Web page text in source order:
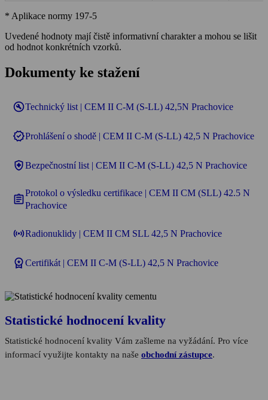
* Aplikace normy 197-5
Uvedené hodnoty mají čistě informativní charakter a mohou se lišit
od hodnot konkrétních vzorků.
Dokumenty ke stažení
build_circleTechnický list | CEM II C-M (S-LL) 42,5N Prachovice
verifiedProhlášení o shodě | CEM II C-M (S-LL) 42,5 N Prachovice
health_and_safetyBezpečnostní list | CEM II C-M (S-LL) 42,5 N Prachovice
assignmentProtokol o výsledku certifikace | CEM II CM (SLL) 42.5 N
Prachovice
sensorsRadionuklidy | CEM II CM SLL 42,5 N Prachovice
workspace_premiumCertifikát | CEM II C-M (S-LL) 42,5 N Prachovice
Statistické hodnocení kvality
Statistické hodnocení kvality Vám zašleme na vyžádání. Pro více
informací využijte kontakty na naše obchodní zástupce.